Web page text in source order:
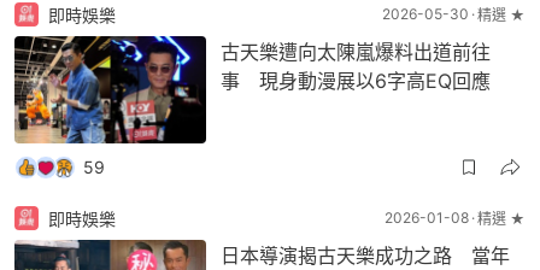
即時娛樂 2026-05-30 精選 ★
古天樂遭向太陳嵐爆料出道前往
事 現身動漫展以6字高EQ回應
59
即時娛樂 2026-01-08 精選 ★
日本導演揭古天樂成功之路 當年